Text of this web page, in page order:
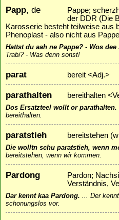
Papp, de
Pappe;
der DDR (Die
Karosserie besteht teilweise aus
Phenoplast - also nicht aus
Hattst du aah ne Pappe? - Wos dee
Trabi? - Was denn sonst!
parat bereit <Adj.>
parathalten bereithalten
Dos Ersatzteel wollt or parathalten.
bereithalten.
paratstieh bereitstehen
Die wolltn schu paratstieh, wenn
bereitstehen, wenn wir kommen.
Pardong
Pardon;
Verständnis,
Dar kennt kaa Pardong. ... Der
schonungslos vor.